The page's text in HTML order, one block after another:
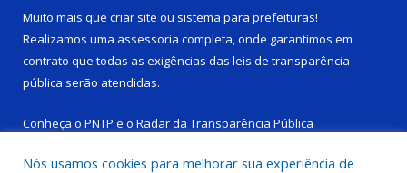
Muito mais que criar site ou sistema para prefeituras!
Realizamos uma assessoria completa, onde garantimos em
contrato que todas as exigências das leis de transparência
pública serão atendidas.
Conheça o PNTP e o Radar da Transparência Pública
Nós usamos cookies para melhorar sua experiência de